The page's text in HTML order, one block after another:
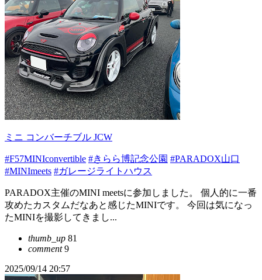
ミニ コンバーチブル JCW
#F57MINIconvertible #きらら博記念公園 #PARADOX山口
#MINImeets #ガレージライトハウス
PARADOX主催のMINI meetsに参加しました。 個人的に一番
攻めたカスタムだなあと感じたMINIです。 今回は気になっ
たMINIを撮影してきまし...
thumb_up 81
comment9
2025/09/14 20:57